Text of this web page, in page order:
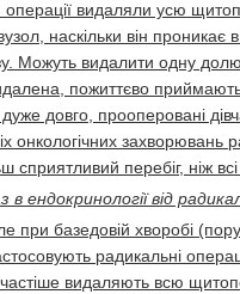
видаляли усю
наскільки він
Можуть видалити одну
пожиттєво
довго, прооперовані
онкологічних
сприятливий перебіг, ніж
від
при базедовій хворобі
радикальні
видаляють всю